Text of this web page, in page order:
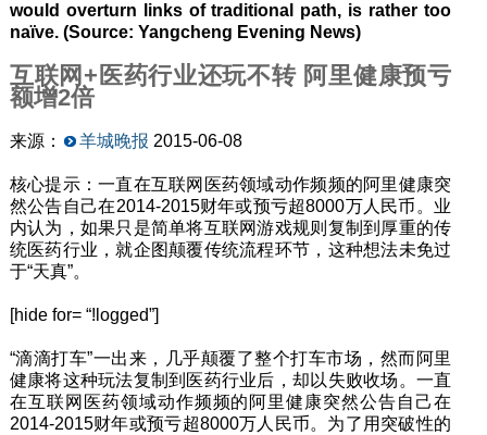
would overturn links of traditional path, is rather too
naïve. (Source: Yangcheng Evening News)
互联网+医药行业还玩不转 阿里健康预亏
额增2倍
来源： 羊城晚报 2015-06-08
核心提示：一直在互联网医药领域动作频频的阿里健康突
然公告自己在2014-2015财年或预亏超8000万人民币。业
内认为，如果只是简单将互联网游戏规则复制到厚重的传
统医药行业，就企图颠覆传统流程环节，这种想法未免过
于“天真”。
[hide for= “!logged”]
“滴滴打车”一出来，几乎颠覆了整个打车市场，然而阿里
健康将这种玩法复制到医药行业后，却以失败收场。一直
在互联网医药领域动作频频的阿里健康突然公告自己在
2014-2015财年或预亏超8000万人民币。为了用突破性的